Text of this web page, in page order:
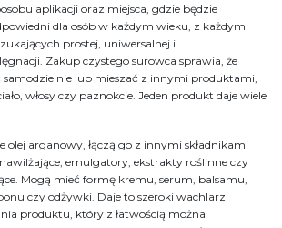
aplikacji oraz miejsca, gdzie będzie
dla osób w każdym wieku, z każdym
prostej, uniwersalnej i
Zakup czystego surowca sprawia, że
samodzielnie lub mieszać z innymi produktami,
włosy czy paznokcie. Jeden produkt daje wiele
olej arganowy, łączą go z innymi składnikami
emulgatory, ekstrakty roślinne czy
Mogą mieć formę kremu, serum, balsamu,
czy odżywki. Daje to szeroki wachlarz
produktu, który z łatwością można